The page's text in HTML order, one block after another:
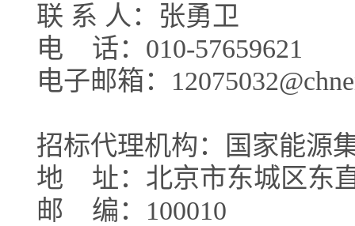
联 系 人：张勇卫
电
话：010-57659621
电子邮箱：
招标代理机构：国家能源
地
址：北京市东城区东
邮
编：100010